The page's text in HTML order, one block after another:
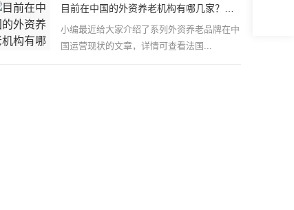
小编最近给大家介绍了系列外资养老品牌在中
国运营现状的文章，详情可查看法国...